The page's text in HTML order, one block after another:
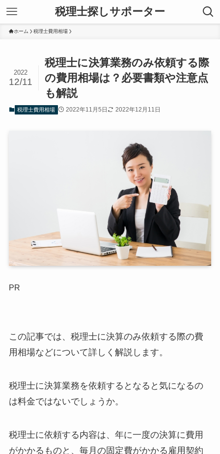
税理士探しサポーター
ホーム 税理士費用相場
税理士に決算業務のみ依頼する際
の費用相場は？必要書類や注意点
も解説
2022
12/11
税理士費用相場 2022年11月5日 2022年12月11日
PR
この記事では、税理士に決算のみ依頼する際の費
用相場などについて詳しく解説します。
税理士に決算業務を依頼するとなると気になるの
は料金ではないでしょうか。
税理士に依頼する内容は、年に一度の決算に費用
がかかるものと、毎月の固定費がかかる雇用契約